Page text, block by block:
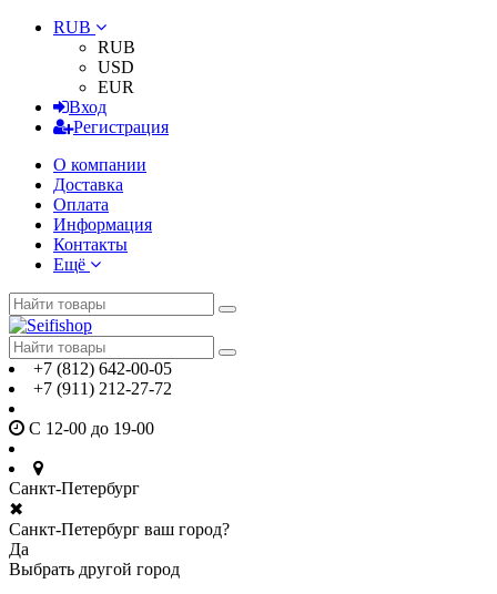
RUB
RUB
USD
EUR
Вход
Регистрация
О компании
Доставка
Оплата
Информация
Контакты
Ещё
+7 (812) 642-00-05
+7 (911) 212-27-72
С 12-00 до 19-00
Санкт-Петербург
✖
Санкт-Петербург ваш город?
Да
Выбрать другой город